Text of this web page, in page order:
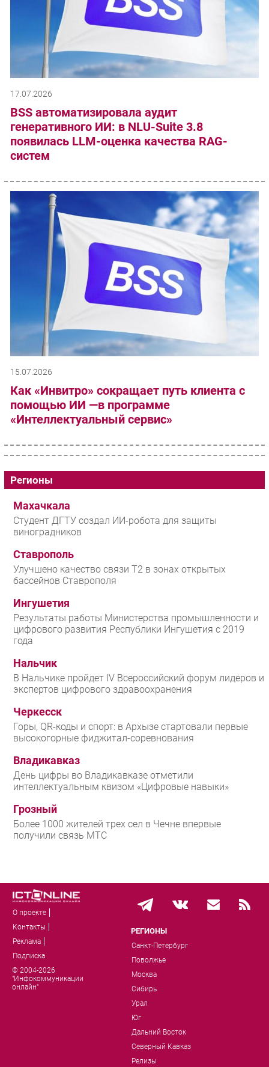
17.07.2026
BSS автоматизировала аудит
генеративного ИИ: в NLU-Suite 3.8
появилась LLM-оценка качества RAG-
систем
15.07.2026
Как «Инвитро» сокращает путь клиента с
помощью ИИ —в программе
«Интеллектуальный сервис»
Регионы
Махачкала
Студент ДГТУ создал ИИ-робота для защиты
виноградников
Ставрополь
Улучшено качество связи T2 в зонах открытых
бассейнов Ставрополя
Ингушетия
Результаты работы Министерства промышленности и
цифрового развития Республики Ингушетия с 2019
года
Нальчик
В Нальчике пройдет IV Всероссийский форум лидеров и
экспертов цифрового здравоохранения
Черкесск
Горы, QR-коды и спорт: в Архызе стартовали первые
высокогорные фиджитал-соревнования
Владикавказ
День цифры во Владикавказе отметили
интеллектуальным квизом «Цифровые навыки»
Грозный
Более 1000 жителей трех сел в Чечне впервые
получили связь МТС
О проекте
Контакты
Реклама
Подписка
© 2004-2026
"Инфокоммуникации
онлайн"
РЕГИОНЫ
Санкт-Петербург
Поволжье
Москва
Сибирь
Урал
Юг
Дальний Восток
Северный Кавказ
Релизы